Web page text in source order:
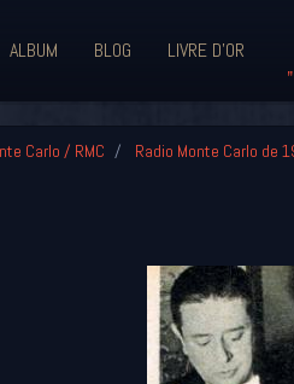
ALBUM BLOG LIVRE D'OR
Carlo / RMC Radio Monte Carlo de